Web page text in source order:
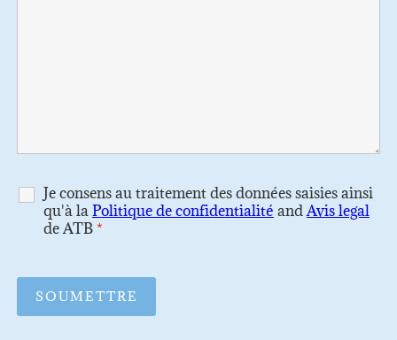
Je consens au traitement des données saisies ainsi
qu'à laPolitique de confidentialité andAvis legal
de ATB *